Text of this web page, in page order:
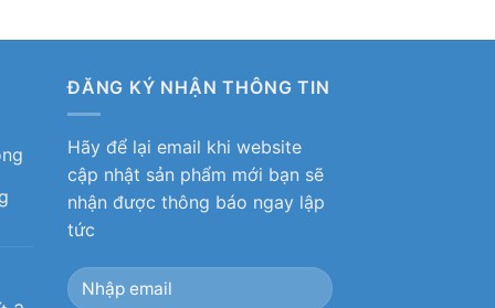
ĐĂNG KÝ NHẬN THÔNG TIN
Hãy để lại email khi website
cập nhật sản phẩm mới bạn sẽ
nhận được thông báo ngay lập
tức